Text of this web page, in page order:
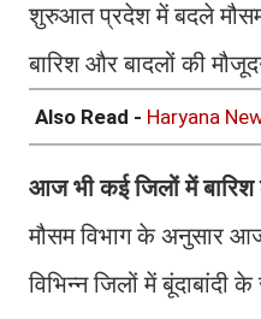
शुरुआत प्रदेश में बदले मौसम
बारिश और बादलों की
Also Read - Haryana
आज भी कई जिलों में
मौसम विभाग के अनुसार आज
विभिन्न जिलों में